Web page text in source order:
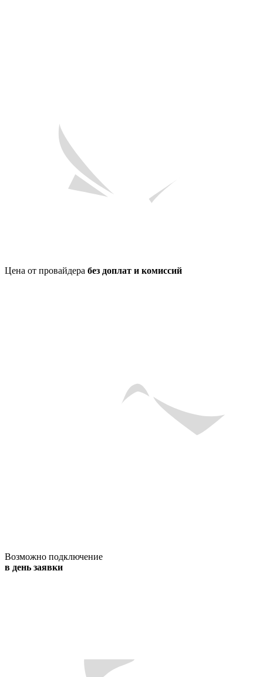
Цена от провайдера без доплат и комиссий
Возможно подключение
в день заявки